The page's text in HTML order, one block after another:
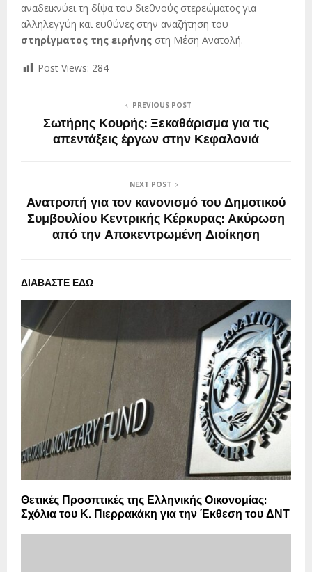
αναδεικνύει τη δίψα του διεθνούς στερεώματος για
αλληλεγγύη και ευθύνες στην αναζήτηση του
στηρίγματος της ειρήνης στη Μέση Ανατολή.
Post Views: 284
PREVIOUS POST
Σωτήρης Κουρής: Ξεκαθάρισμα για τις
απεντάξεις έργων στην Κεφαλονιά
NEXT POST
Ανατροπή για τον κανονισμό του Δημοτικού
Συμβουλίου Κεντρικής Κέρκυρας: Ακύρωση
από την Αποκεντρωμένη Διοίκηση
ΔΙΑΒΑΣΤΕ ΕΔΩ
Θετικές Προοπτικές της Ελληνικής Οικονομίας:
Σχόλια του Κ. Πιερρακάκη για την Έκθεση του ΔΝΤ